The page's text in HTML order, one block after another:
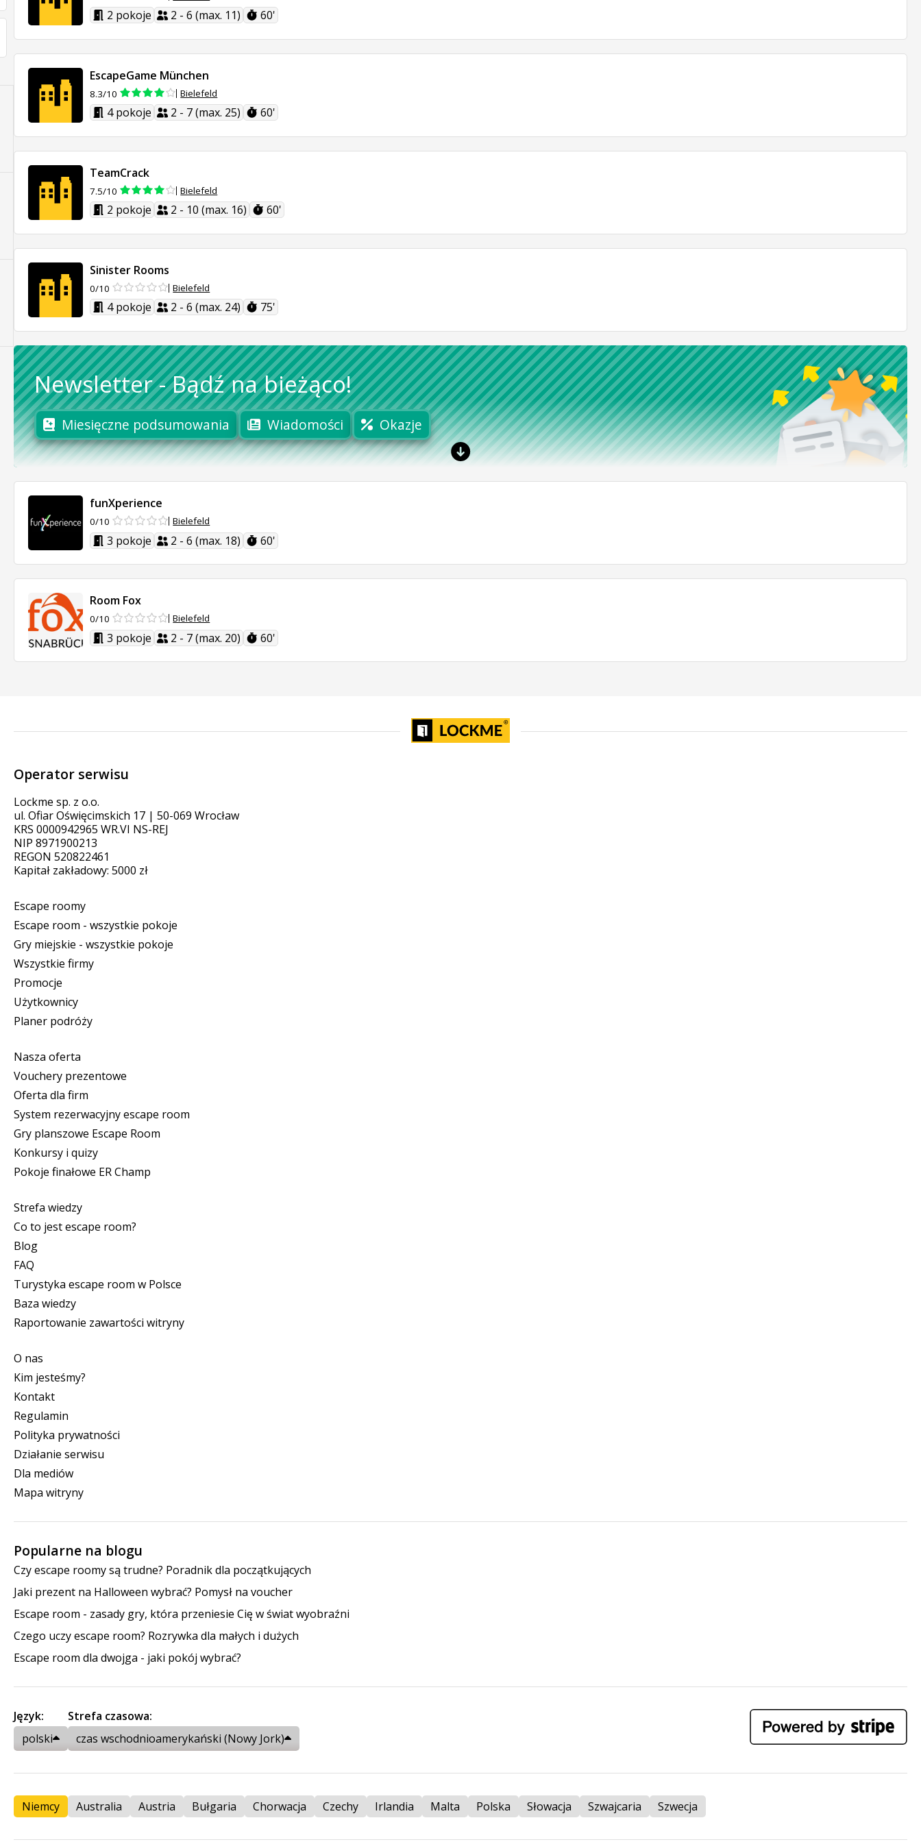
2 pokoje 2 - 6 (max. 11) 60'
EscapeGame München
8.3/10 Bielefeld
4 pokoje 2 - 7 (max. 25) 60'
TeamCrack
7.5/10 Bielefeld
2 pokoje 2 - 10 (max. 16) 60'
Sinister Rooms
0/10 Bielefeld
4 pokoje 2 - 6 (max. 24) 75'
Newsletter -Bądź na bieżąco!
Miesięczne podsumowania Wiadomości Okazje
funXperience
0/10 Bielefeld
3 pokoje 2 - 6 (max. 18) 60'
Room Fox
0/10 Bielefeld
3 pokoje 2 - 7 (max. 20) 60'
Operator serwisu
Lockme sp. z o.o.
ul. Ofiar Oświęcimskich 17 | 50-069 Wrocław
KRS 0000942965 WR.VI NS-REJ
NIP 8971900213
REGON 520822461
Kapitał zakładowy: 5000 zł
Escape roomy
Escape room - wszystkie pokoje
Gry miejskie - wszystkie pokoje
Wszystkie firmy
Promocje
Użytkownicy
Planer podróży
Nasza oferta
Vouchery prezentowe
Oferta dla firm
System rezerwacyjny escape room
Gry planszowe Escape Room
Konkursy i quizy
Pokoje finałowe ER Champ
Strefa wiedzy
Co to jest escape room?
Blog
FAQ
Turystyka escape room w Polsce
Baza wiedzy
Raportowanie zawartości witryny
O nas
Kim jesteśmy?
Kontakt
Regulamin
Polityka prywatności
Działanie serwisu
Dla mediów
Mapa witryny
Popularne na blogu
Czy escape roomy są trudne? Poradnik dla początkujących
Jaki prezent na Halloween wybrać? Pomysł na voucher
Escape room - zasady gry, która przeniesie Cię w świat wyobraźni
Czego uczy escape room? Rozrywka dla małych i dużych
Escape room dla dwojga - jaki pokój wybrać?
Język:
polski
Strefa czasowa:
czas wschodnioamerykański (Nowy Jork)
Niemcy Australia Austria Bułgaria Chorwacja Czechy Irlandia Malta Polska Słowacja Szwajcaria Szwecja